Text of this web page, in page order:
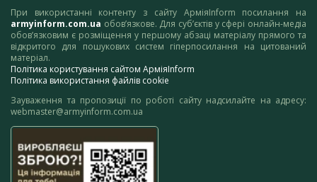
При використанні контенту з сайту АрміяInform посилання на
armyinform.com.ua обов’язкове. Для суб’єктів у сфері онлайн-медіа
обов’язковим є розміщення у першому абзаці матеріалу прямого та
відкритого для пошукових систем гіперпосилання на цитований
матеріал.
Політика користування сайтом АрміяInform
Політика використання файлів cookie
Зауваження та пропозиції по роботі сайту надсилайте на адресу:
webmaster@armyinform.com.ua